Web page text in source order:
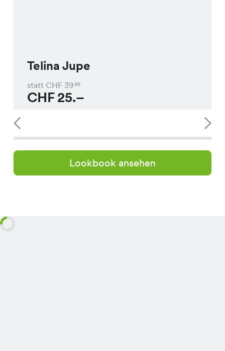
Telina Jupe
statt CHF 3995
CHF25.–
Lookbook ansehen